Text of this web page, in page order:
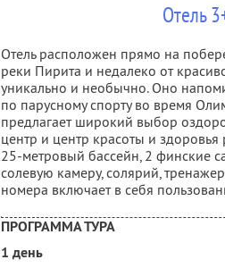
Отель
Отель расположен прямо на
реки Пирита и недалеко от
уникально и необычно. Оно
по парусному спорту во время
предлагает широкий выбор
центр и центр красоты и
25-метровый бассейн, 2 финские
солевую камеру, солярий,
номера включает в себя
ПРОГРАММА ТУРА
1 день